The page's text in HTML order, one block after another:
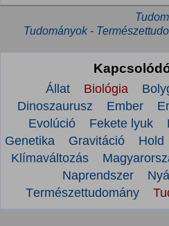
Tudományok -
Állat Biológia
Dinoszaurusz
Ember
Evolúció
Fekete lyuk
Genetika
Gravitáció Hold
Klímaváltozás
Naprendszer
Természettudomány